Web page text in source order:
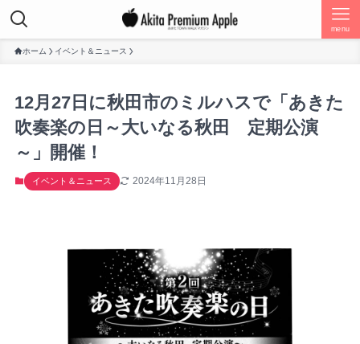
menu
ホーム イベント＆ニュース
12月27日に秋田市のミルハスで「あきた
吹奏楽の日～大いなる秋田 定期公演
～」開催！
イベント＆ニュース 2024年11月28日